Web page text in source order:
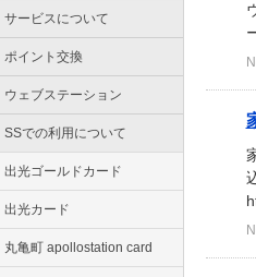
サービスについて
ポイント交換
ウェブステーション
SSでの利用について
出光ゴールドカード
出光カード
丸亀町 apollostation card